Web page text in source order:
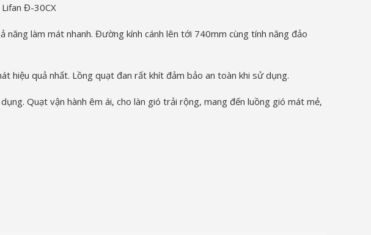
Đ-30CX
làm mát nhanh. Đường kính cánh lên tới 740mm cùng tính năng đảo
hiệu quả nhất. Lồng quạt đan rất khít đảm bảo an toàn khi sử dụng.
Quạt vận hành êm ái, cho làn gió trải rộng, mang đến luồng gió mát mẻ,